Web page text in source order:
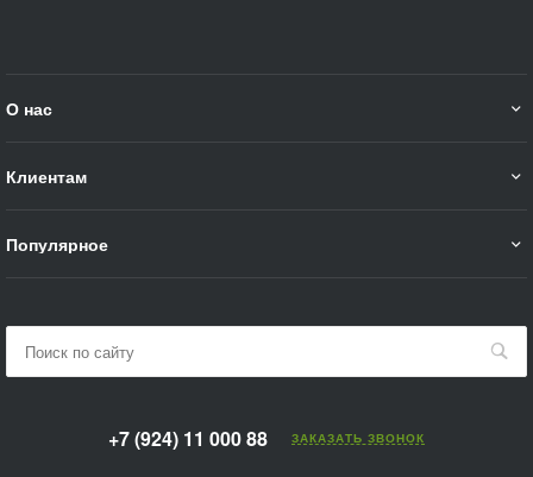
О нас
Клиентам
Популярное
+7 (924) 11 000 88 ЗАКАЗАТЬ ЗВОНОК